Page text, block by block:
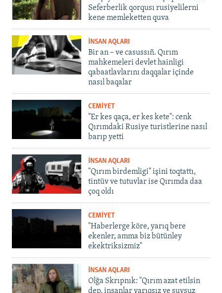
Seferberlik qorqusı rusiyelilerni
kene memleketten quva
İNSAN AQLARI
Bir an – ve casussıñ. Qırım
mahkemeleri devlet hainligi
qabaatlavlarını daqqalar içinde
nasıl baqalar
CEMİYET
"Er kes qaça, er kes kete": cenk
Qırımdaki Rusiye turistlerine nasıl
barıp yetti
İNSAN AQLARI
"Qırım birdemligi" işini toqtattı,
tintüv ve tutuvlar ise Qırımda daa
çoq oldı
CEMİYET
"Haberlerge köre, yarıq bere
ekenler, amma biz bütünley
ekektriksizmiz"
İNSAN AQLARI
Olğa Skrıpnık: "Qırım azat etilsin
dep, insanlar yarıqsız ve suvsuz